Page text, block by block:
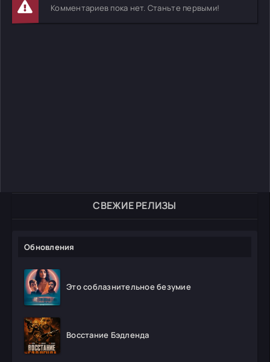
СВЕЖИЕ РЕЛИЗЫ
Обновления
Это соблазнительное безумие
Восстание Бэдленда
Комментариев пока нет. Станьте первыми!